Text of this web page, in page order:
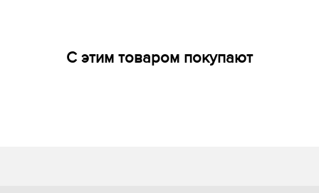
С этим товаром покупают